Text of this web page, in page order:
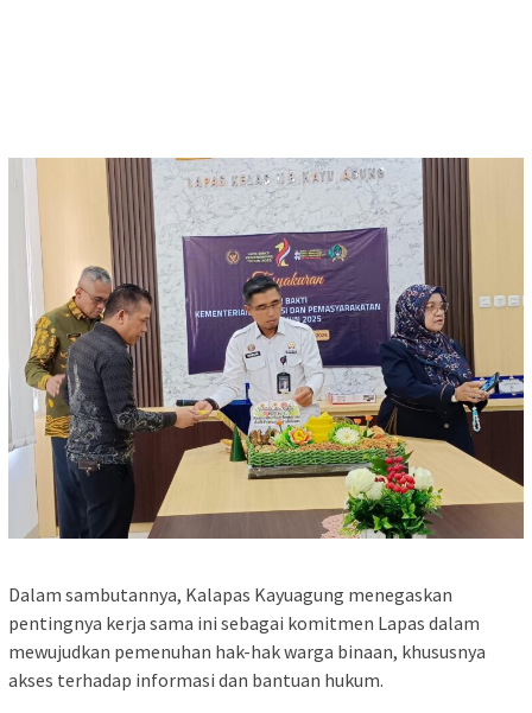
Dalam sambutannya, Kalapas Kayuagung menegaskan
pentingnya kerja sama ini sebagai komitmen Lapas dalam
mewujudkan pemenuhan hak-hak warga binaan, khususnya
akses terhadap informasi dan bantuan hukum.